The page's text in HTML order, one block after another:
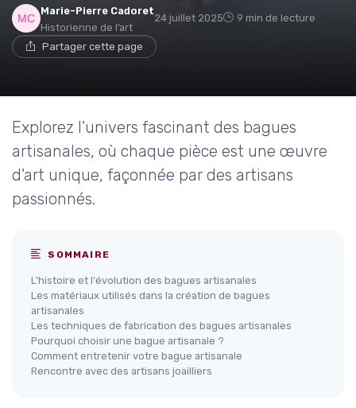
Marie-Pierre Cadoret
Historienne de l’art
24 juillet 2025 9 min de lecture
Partager cette page
Explorez l'univers fascinant des bagues
artisanales, où chaque pièce est une œuvre
d'art unique, façonnée par des artisans
passionnés.
SOMMAIRE
L'histoire et l'évolution des bagues artisanales
Les matériaux utilisés dans la création de bagues
artisanales
Les techniques de fabrication des bagues artisanales
Pourquoi choisir une bague artisanale ?
Comment entretenir votre bague artisanale
Rencontre avec des artisans joailliers